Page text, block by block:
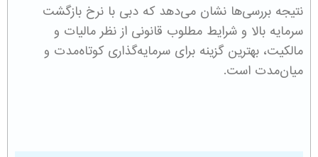
نتیجه بررسی‌ها نشان می‌دهد که دبی با نرخ بازگشت
سرمایه بالا و شرایط مطلوب قانونی از نظر مالیات و
مالکیت، بهترین گزینه برای سرمایه‌گذاری کوتاه‌مدت و
میان‌مدت است.